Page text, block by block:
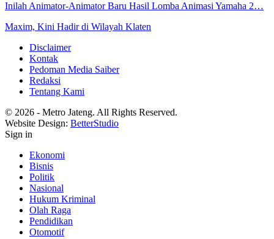
Inilah Animator-Animator Baru Hasil Lomba Animasi Yamaha 2…
Maxim, Kini Hadir di Wilayah Klaten
Disclaimer
Kontak
Pedoman Media Saiber
Redaksi
Tentang Kami
© 2026 - Metro Jateng. All Rights Reserved.
Website Design: BetterStudio
Sign in
Ekonomi
Bisnis
Politik
Nasional
Hukum Kriminal
Olah Raga
Pendidikan
Otomotif